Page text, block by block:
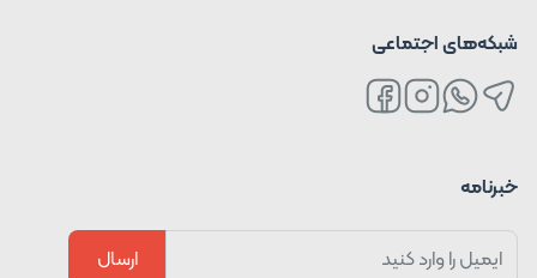
شبکه‌های اجتماعی
خبرنامه
ارسال